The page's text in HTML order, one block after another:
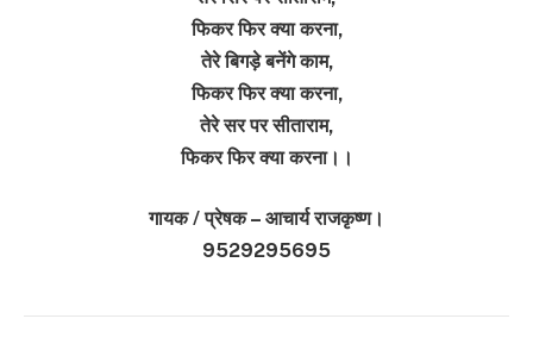
फिकर फिर क्या करना,
तेरे बिगड़े बनेंगे काम,
फिकर फिर क्या करना,
तेरे सर पर सीताराम,
फिकर फिर क्या करना।।
गायक / प्रेषक – आचार्य राजकृष्ण।
9529295695